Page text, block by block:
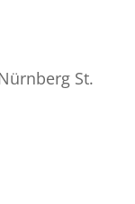
St.